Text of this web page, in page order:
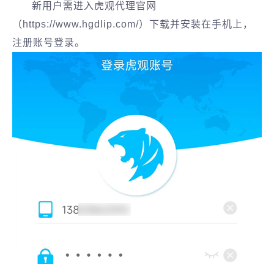
新用户需进入虎观代理官网
（https://www.hgdlip.com/）下载并安装在手机上，
注册账号登录。